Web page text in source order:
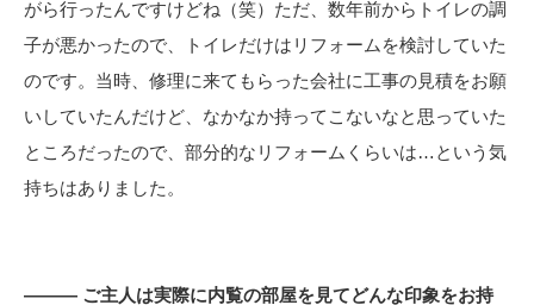
がら行ったんですけどね（笑）ただ、数年前からトイレの調
子が悪かったので、トイレだけはリフォームを検討していた
のです。当時、修理に来てもらった会社に工事の見積をお願
いしていたんだけど、なかなか持ってこないなと思っていた
ところだったので、部分的なリフォームくらいは…という気
持ちはありました。
――― ご主人は実際に内覧の部屋を見てどんな印象をお持